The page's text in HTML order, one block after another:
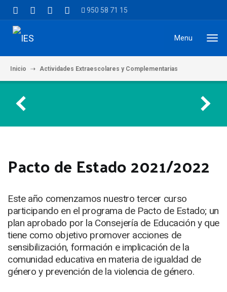
950 58 71 15
Menu
Inicio Actividades Extraescolares y Complementarias
Pacto de Estado 2021/2022
Este año comenzamos nuestro tercer curso
participando en el programa de Pacto de Estado; un
plan aprobado por la Consejería de Educación y que
tiene como objetivo promover acciones de
sensibilización, formación e implicación de la
comunidad educativa en materia de igualdad de
género y prevención de la violencia de género.